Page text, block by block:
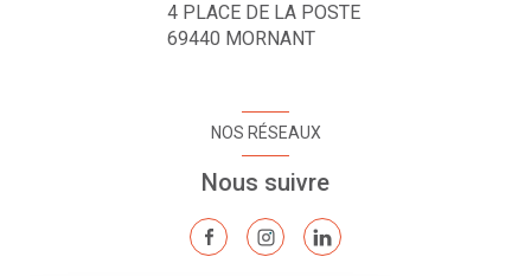
4 PLACE DE LA POSTE
69440 MORNANT
NOS RÉSEAUX
Nous suivre